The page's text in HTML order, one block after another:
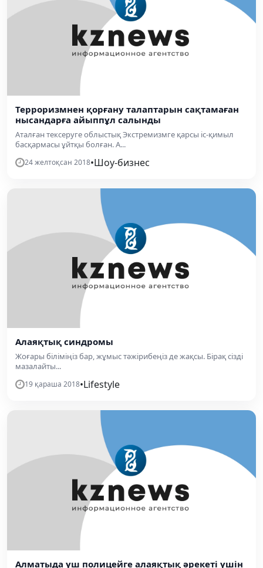
Терроризмнен қорғану талаптарын сақтамаған
нысандарға айыппұл салынды
Аталған тексеруге облыстық Экстремизмге қарсы іс-қимыл
басқармасы ұйтқы болған. А...
24 желтоқсан 2018•Шоу-бизнес
Алаяқтық синдромы
Жоғары біліміңіз бар, жұмыс тәжірибеңіз де жақсы. Бірақ сізді
мазалайты...
19 қараша 2018•Lifestyle
Алматыда үш полицейге алаяқтық әрекеті үшін